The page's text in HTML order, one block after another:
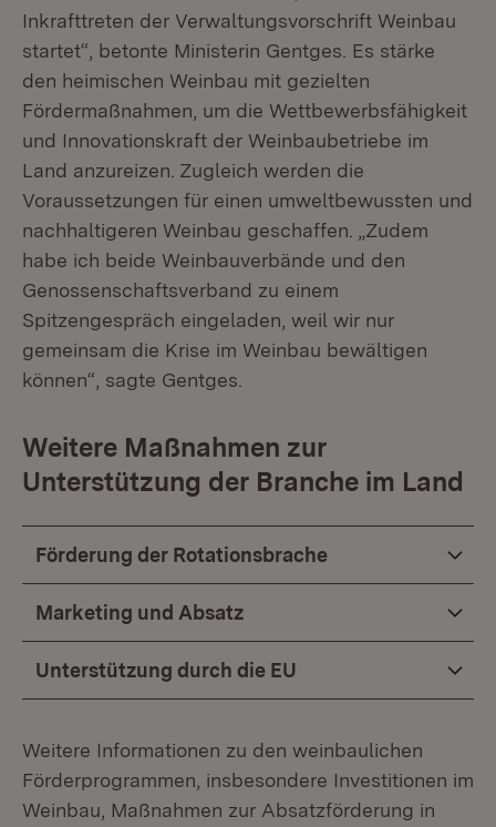
Inkrafttreten der Verwaltungsvorschrift Weinbau
startet“, betonte Ministerin Gentges. Es stärke
den heimischen Weinbau mit gezielten
Fördermaßnahmen, um die Wettbewerbsfähigkeit
und Innovationskraft der Weinbaubetriebe im
Land anzureizen. Zugleich werden die
Voraussetzungen für einen umweltbewussten und
nachhaltigeren Weinbau geschaffen. „Zudem
habe ich beide Weinbauverbände und den
Genossenschaftsverband zu einem
Spitzengespräch eingeladen, weil wir nur
gemeinsam die Krise im Weinbau bewältigen
können“, sagte Gentges.
Weitere Maßnahmen zur
Unterstützung der Branche im Land
Förderung der Rotationsbrache
Marketing und Absatz
Unterstützung durch die EU
Weitere Informationen zu den weinbaulichen
Förderprogrammen, insbesondere Investitionen im
Weinbau, Maßnahmen zur Absatzförderung in